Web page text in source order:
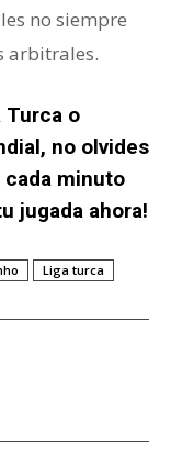
no siempre
arbitrales.
Turca o
no olvides
minuto
jugada ahora!
Liga turca